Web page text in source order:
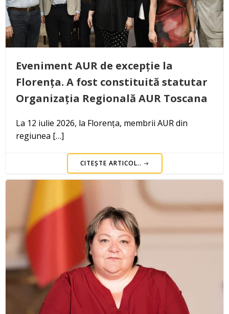
Eveniment AUR de excepție la
Florența. A fost constituită statutar
Organizația Regională AUR Toscana
La 12 iulie 2026, la Florența, membrii AUR din
regiunea […]
CITEȘTE ARTICOL..